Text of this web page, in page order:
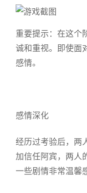
重要提示：在这个
诚和重视。即使面
感情。
感情深化
经历过考验后，两
加信任阿宾，两人
一些剧情非常温馨